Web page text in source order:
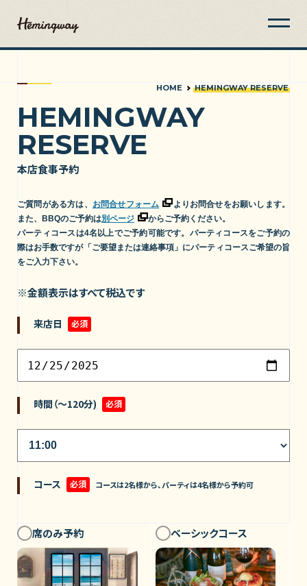
HOME HEMINGWAY RESERVE
HEMINGWAY
RESERVE
本店食事予約
ご質問がある方は、 お問合せフォーム
よりお問合せをお願いします。
また、BBQのご予約は別ページ
からご予約ください。
パーティコースは4名以上でご予約可能です。パーティコースをご予約の
際はお手数ですが「ご要望または連絡事項」にパーティコースご希望の旨
をご入力下さい。
※金額表示はすべて税込です
来店日 必須
時間（～120分) 必須
コース 必須 コースは2名様から、パーティは4名様から予約可
席のみ予約 ベーシックコース